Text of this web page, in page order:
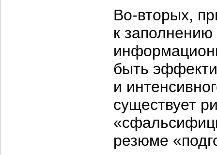
Во-вторых,
к
быть
и
существует
резюме